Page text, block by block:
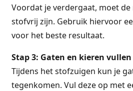
Voordat je verdergaat, moet
stofvrij zijn. Gebruik hiervoor
voor het beste resultaat.
Stap 3: Gaten en kieren vullen
Tijdens het stofzuigen kun je
tegenkomen. Vul deze op met